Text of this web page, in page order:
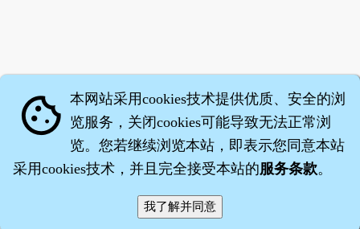
·沈药子©2008～2026
cookie 本网站采用cookies技术提供优质、安全的浏
览服务，关闭cookies可能导致无法正常浏
览。您若继续浏览本站，即表示您同意本站
采用cookies技术，并且完全接受本站的服务条款。